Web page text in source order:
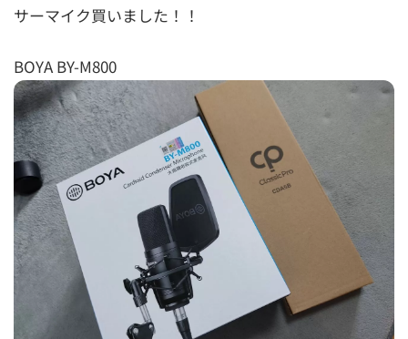
サーマイク買いました！！
BOYA BY-M800